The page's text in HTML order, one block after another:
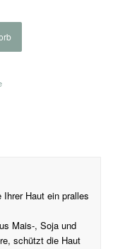
Haut ein pralles
Mais-, Soja und
schützt die Haut